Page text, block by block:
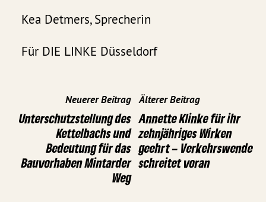
Kea Detmers, Sprecherin
Für DIE LINKE Düsseldorf
Neuerer Beitrag
Unterschutzstellung des
Kettelbachs und
Bedeutung für das
Bauvorhaben Mintarder
Weg
Älterer Beitrag
Annette Klinke für ihr
zehnjähriges Wirken
geehrt – Verkehrswende
schreitet voran